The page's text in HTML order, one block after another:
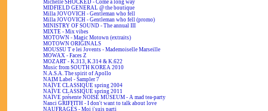
Michelle SHOCKED - Come a long way
MIDFIELD GENERAL @ the boutique
Milla JOVOVICH - Gentleman who fell
Milla JOVOVICH - Gentleman who fell (promo)
MINISTRY OF SOUND - The annual III
MIXTE - Mix vibes
MOTOWN - Magic Motown (extraits)
MOTOWN ORIGINALS
MOUSSU T e lei Jovents - Mademoiselle Marseille
MOWAX - Faces Z
MOZART - K.313, K.314 & K.622
Music from SOUTH KOREA 2010
N.A.S.A. The spirit of Apollo
NAIM Label - Sampler 7
NAÏVE CLASSIQUE spring 2004
NAÏVE CLASSIQUE spring 2011
NAÏVE présente NOISE MUSEUM - A mad tea-party
Nanci GRIFFITH - I don't want to talk about love
NAUFRAGÉS - Moi j'suis parti